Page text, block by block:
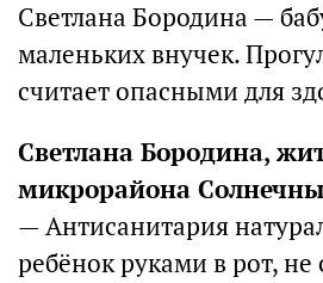
Светлана Бородина —
маленьких внучек.
считает опасными для
Светлана Бородина,
микрорайона
— Антисанитария
ребёнок руками в рот, не